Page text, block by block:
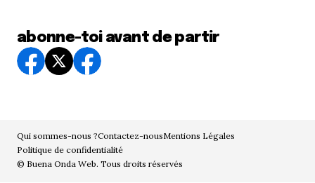
abonne-toi avant de partir
Qui sommes-nous ?Contactez-nousMentions Légales
Politique de confidentialité
© Buena Onda Web. Tous droits réservés